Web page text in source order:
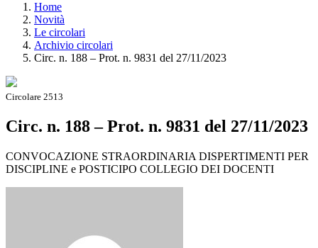
Home
Novità
Le circolari
Archivio circolari
Circ. n. 188 – Prot. n. 9831 del 27/11/2023
Circolare 2513
Circ. n. 188 – Prot. n. 9831 del 27/11/2023
CONVOCAZIONE STRAORDINARIA DISPERTIMENTI PER
DISCIPLINE e POSTICIPO COLLEGIO DEI DOCENTI